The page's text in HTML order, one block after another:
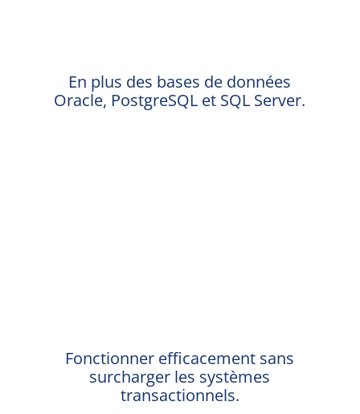
En plus des bases de données
Oracle, PostgreSQL et SQL Server.
Fonctionner efficacement sans
surcharger les systèmes
transactionnels.